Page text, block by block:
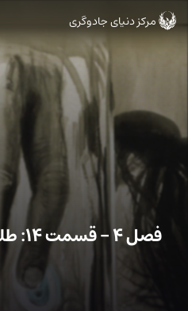
ورود
به
مرکز دنیای جادوگری
فصل ۴ – قسمت ۱۴: طلسم‌های نابخشودنی